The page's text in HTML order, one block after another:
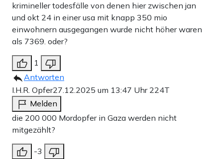
krimineller todesfälle von denen hier zwischen jan
und okt 24 in einer usa mit knapp 350 mio
einwohnern ausgegangen wurde nicht höher waren
als 7369. oder?
1
Antworten
I.H.R. Opfer27.12.2025 um 13:47 Uhr 224T
Melden
die 200 000 Mordopfer in Gaza werden nicht
mitgezählt?
-3